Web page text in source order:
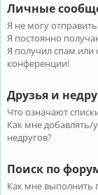
Личные
Я не могу
Я постоянно
Я получил спам или
конференции!
Друзья и
Что означают
Как мне добавлять/
недругов?
Поиск по
Как мне выполнить